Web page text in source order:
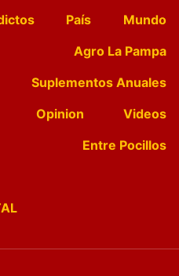
País
Mundo
Agro La Pampa
Suplementos Anuales
Opinion
Videos
Entre Pocillos